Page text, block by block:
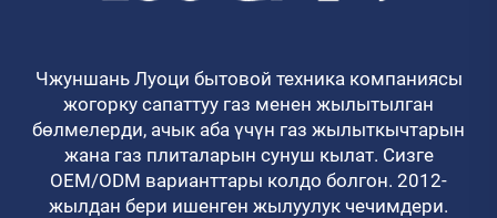
Чжуншань Луоци бытовой техника компаниясы
жогорку сапаттуу газ менен жылытылган
бөлмелерди, ачык аба үчүн газ жылыткычтарын
жана газ плиталарын сунуш кылат. Сизге
OEM/ODM варианттары колдо болгон. 2012-
жылдан бери ишенген жылуулук чечимдери.